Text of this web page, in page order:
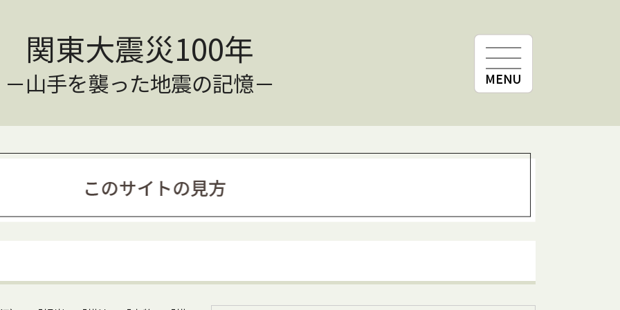
関東大震災100年
－山手を襲った地震の記憶－